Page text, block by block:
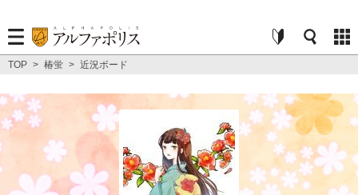
TOP > 椿蛍 > 近況ボード